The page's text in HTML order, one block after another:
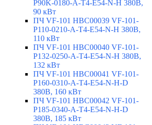
P90K-0180-A-T4-E54-N-H 380В,
90 кВт
ПЧ VF-101 HBC00039 VF-101-
P110-0210-A-T4-E54-N-H 380В,
110 кВт
ПЧ VF-101 HBC00040 VF-101-
P132-0250-A-T4-E54-N-H 380В,
132 кВт
ПЧ VF-101 HBC00041 VF-101-
P160-0310-A-T4-E54-N-H-D
380В, 160 кВт
ПЧ VF-101 HBC00042 VF-101-
P185-0340-A-T4-E54-N-H-D
380В, 185 кВт